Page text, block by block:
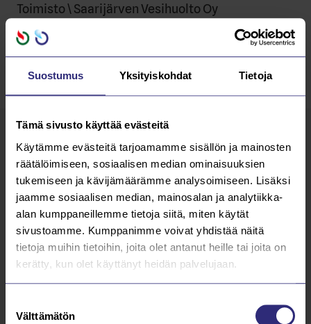
Suostumus Yksityiskohdat Tietoja
Tämä sivusto käyttää evästeitä
Käytämme evästeitä tarjoamamme sisällön ja mainosten
räätälöimiseen, sosiaalisen median ominaisuuksien
tukemiseen ja kävijämäärämme analysoimiseen. Lisäksi
jaamme sosiaalisen median, mainosalan ja analytiikka-
alan kumppaneillemme tietoja siitä, miten käytät
sivustoamme. Kumppanimme voivat yhdistää näitä
tietoja muihin tietoihin, joita olet antanut heille tai joita on
kerätty, kun olet käyttänyt heidän palvelujaan.
valinta
Välttämätön
Toimisto \ Saarijärven Vesihuolto Oy
AJANKOHTAISTA Lue kaikki
26.3.2026
Kutsu Saarijärven Vesihuollon
yhtiökokoukseen 2026
Lue lisää
31.3.2025